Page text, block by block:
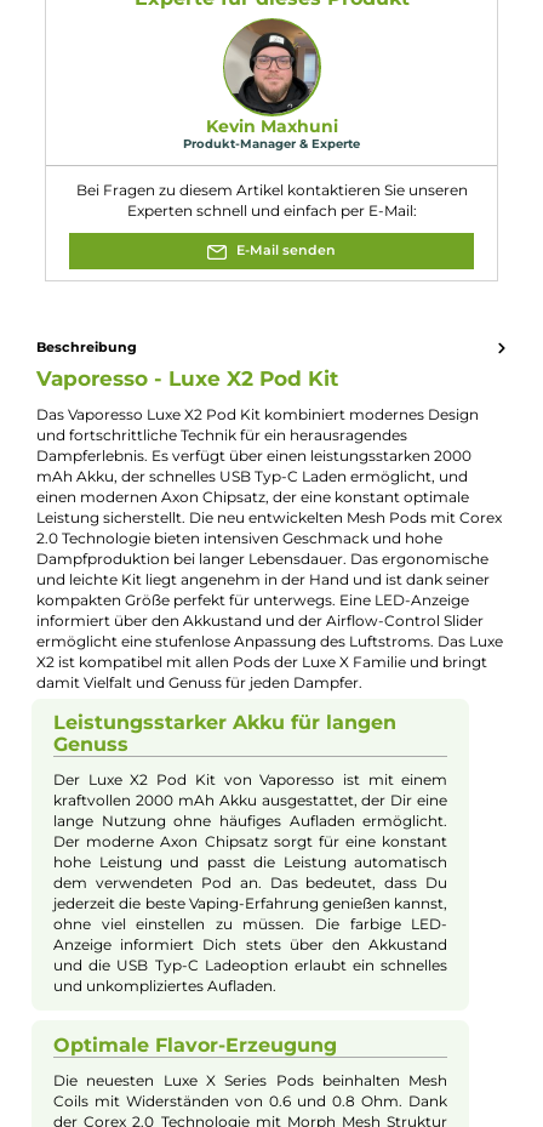
Beschreibung
Vaporesso - Luxe X2 Pod Kit
und fortschrittliche Technik für ein herausragendes
mAh Akku, der schnelles USB Typ-C Laden ermöglicht, und
einen modernen Axon Chipsatz, der eine konstant optimale
Breite: 31.4 mm
Tiefe: 21.5 mm
Gewicht: 80.0 g
Füllvolumen: 5.0 ml
Akkukapazität:
Bauform: Kompaktgerät, Pod-System
Eigenschaften:
Einsteigerfreundlich , Klein & Kompakt
Füllvolumen:
5ml
Geregelter Akkuträger:
Ja
Maximale Leistung:
40W
Zugverhalten:
Mouth-to-Lung
Experte für dieses Produkt
Produkt-Manager & Experte
Bei Fragen zu diesem Artikel kontaktieren Sie unseren
Experten schnell und einfach per E-Mail:
E-Mail senden